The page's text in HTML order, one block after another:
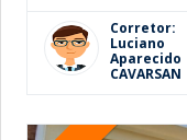
Corretor:
Luciano
Aparecido
CAVARSAN